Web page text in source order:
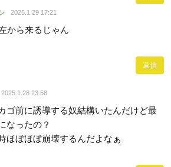
2025.1.29 17:21
から来るじゃん
返信
2025.1.28 23:58
ゴ前に誘導する奴結構いたんだけど最
なったの？
ほぼほぼ崩壊するんだよなぁ